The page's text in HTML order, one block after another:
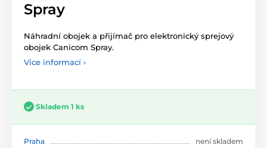
Spray
Náhradní obojek a přijímač pro elektronický sprejový
obojek Canicom Spray.
Více informací ›
Skladem 1 ks
Praha
není skladem